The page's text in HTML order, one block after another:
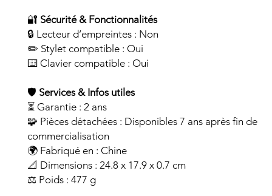
🔐 Sécurité & Fonctionnalités
🔒 Lecteur d’empreintes : Non
✏️ Stylet compatible : Oui
⌨️ Clavier compatible : Oui
🛡️ Services & Infos utiles
⏳ Garantie : 2 ans
🧩 Pièces détachées : Disponibles 7 ans après fin de
commercialisation
🌍 Fabriqué en : Chine
📐 Dimensions : 24.8 x 17.9 x 0.7 cm
⚖️ Poids : 477 g